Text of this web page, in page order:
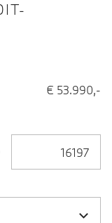
€ 53.990,-